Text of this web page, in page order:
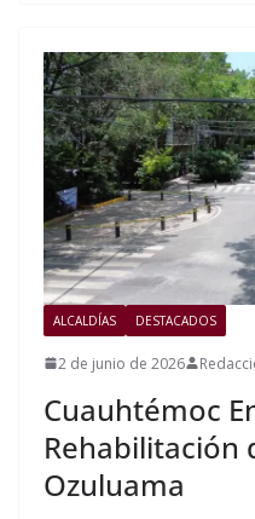
ALCALDÍAS DESTACADOS
2 de junio de 2026
Cuauhtémoc
Rehabilitación
Ozuluama